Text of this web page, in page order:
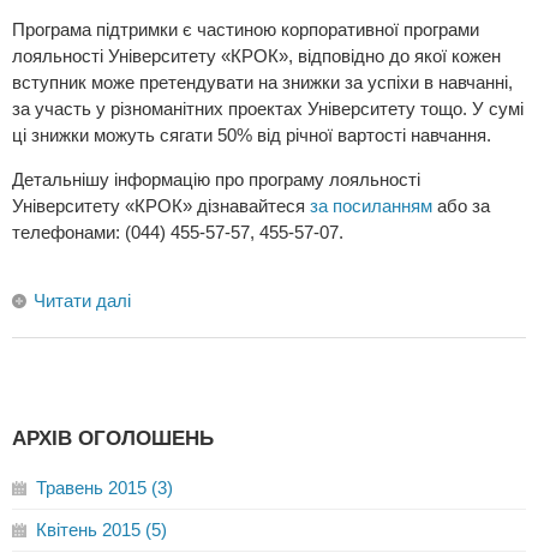
Програма підтримки є частиною корпоративної програми
лояльності Університету «КРОК», відповідно до якої кожен
вступник може претендувати на знижки за успіхи в навчанні,
за участь у різноманітних проектах Університету тощо. У сумі
ці знижки можуть сягати 50% від річної вартості навчання.
Детальнішу інформацію про програму лояльності
Університету «КРОК» дізнавайтеся за посиланням або за
телефонами: (044) 455-57-57, 455-57-07.
Читати далі
АРХІВ ОГОЛОШЕНЬ
Травень 2015 (3)
Квітень 2015 (5)